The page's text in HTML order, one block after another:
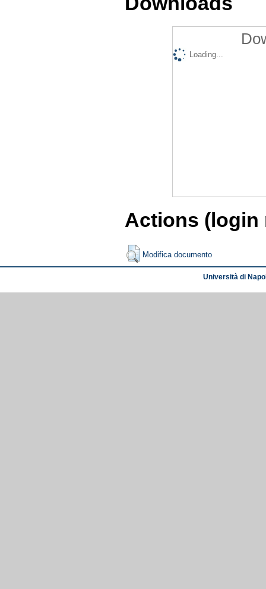
Loading...
Actions (login
Modifica documento
Università di